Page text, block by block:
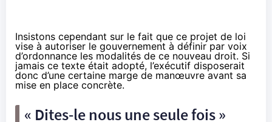
Insistons cependant sur le fait que ce projet de loi
vise à autoriser le gouvernement à définir par voix
d’ordonnance les modalités de ce nouveau droit. Si
jamais ce texte était adopté, l’exécutif disposerait
donc d’une certaine marge de manœuvre avant sa
mise en place concrète.
« Dites-le nous une seule fois »